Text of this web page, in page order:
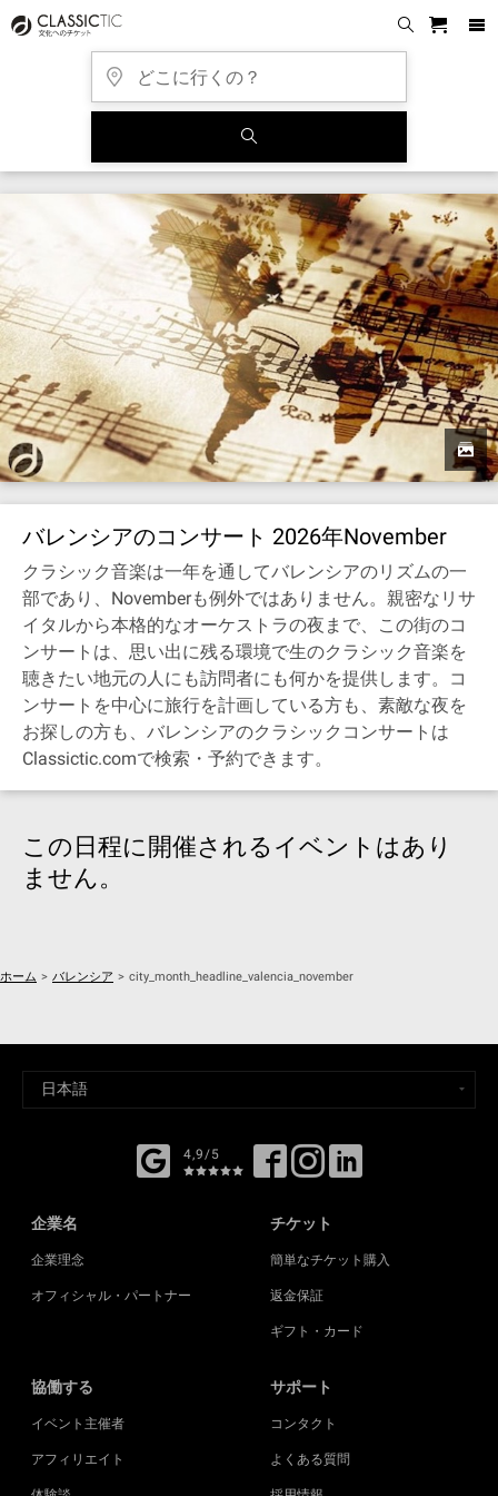
バレンシアのコンサート 2026年November
クラシック音楽は一年を通してバレンシアのリズムの一
部であり、Novemberも例外ではありません。親密なリサ
イタルから本格的なオーケストラの夜まで、この街のコ
ンサートは、思い出に残る環境で生のクラシック音楽を
聴きたい地元の人にも訪問者にも何かを提供します。コ
ンサートを中心に旅行を計画している方も、素敵な夜を
お探しの方も、バレンシアのクラシックコンサートは
Classictic.comで検索・予約できます。
この日程に開催されるイベントはあり
ません。
ホーム > バレンシア > city_month_headline_valencia_november
4,9/5
企業名
企業理念
オフィシャル・パートナー
チケット
簡単なチケット購入
返金保証
ギフト・カード
協働する
イベント主催者
アフィリエイト
サポート
コンタクト
よくある質問